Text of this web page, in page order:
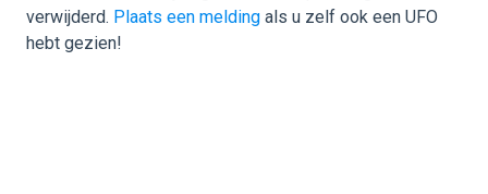
verwijderd. Plaats een melding als u zelf ook een UFO
hebt gezien!